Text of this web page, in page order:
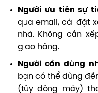
Người ưu tiên sự
qua email, cài đặt
nhà. Không cần
giao hàng.
Người cần dùng
bạn có thể dùng
(tùy dòng máy)